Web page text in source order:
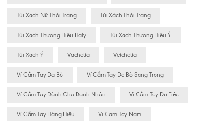
Túi Xách Nữ Thời Trang Túi Xách Thời Trang
Túi Xách Thương Hiệu ITaly Túi Xách Thương Hiệu Ý
Túi Xách Ý Vachetta Vetchetta
Ví Cầm Tay Da Bò Ví Cầm Tay Da Bò Sang Trọng
Ví Cầm Tay Dành Cho Danh Nhân Ví Cầm Tay Dự Tiệc
Ví Cầm Tay Hàng Hiệu Vi Cam Tay Nam